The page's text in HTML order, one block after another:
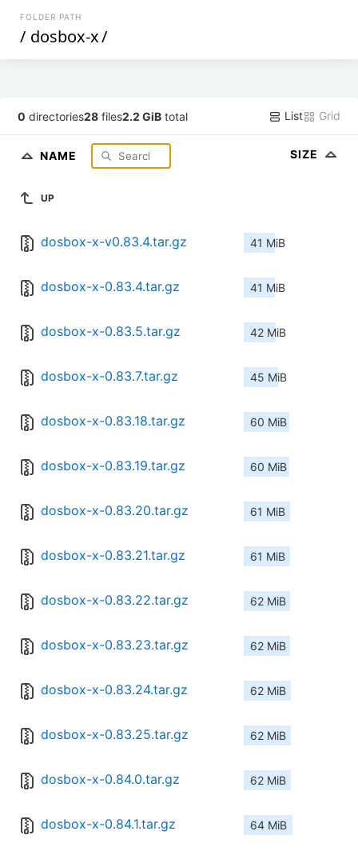
FOLDER PATH
/ dosbox-x/
0 directories28 files2.2 GiB total List Grid
NAME SIZE
UP
dosbox-x-v0.83.4.tar.gz 41 MiB
dosbox-x-0.83.4.tar.gz 41 MiB
dosbox-x-0.83.5.tar.gz 42 MiB
dosbox-x-0.83.7.tar.gz 45 MiB
dosbox-x-0.83.18.tar.gz 60 MiB
dosbox-x-0.83.19.tar.gz 60 MiB
dosbox-x-0.83.20.tar.gz 61 MiB
dosbox-x-0.83.21.tar.gz 61 MiB
dosbox-x-0.83.22.tar.gz 62 MiB
dosbox-x-0.83.23.tar.gz 62 MiB
dosbox-x-0.83.24.tar.gz 62 MiB
dosbox-x-0.83.25.tar.gz 62 MiB
dosbox-x-0.84.0.tar.gz 62 MiB
dosbox-x-0.84.1.tar.gz 64 MiB